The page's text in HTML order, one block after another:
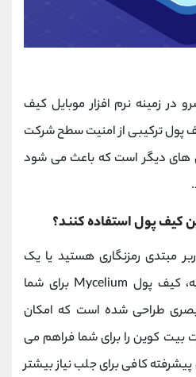
زمینه نرم افزار موبایل کیف
پول ترکیبی از امنیت سطح شرکت
های دیگر است که باعث می شود
کیف پول استفاده کنند؟
مبتدی رمزنگاری هستید یا یک
کهنه سرباز رمزنگاری باتجربه، کیف پول Mycelium برای شما
طراحی شده است که امکان
بیت کوین را برای شما فراهم می
کافی برای جلب نیاز بیشتر